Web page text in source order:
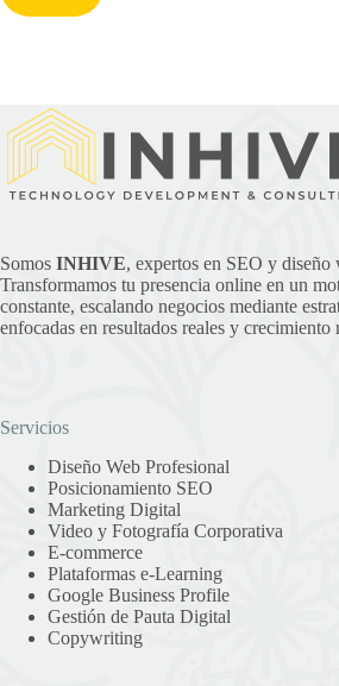
Somos INHIVE, expertos en SEO y diseño
Transformamos tu presencia online en un
constante, escalando negocios mediante
enfocadas en resultados reales y crecimiento
Servicios
Diseño Web Profesional
Posicionamiento SEO
Marketing Digital
Video y Fotografía Corporativa
E-commerce
Plataformas e-Learning
Google Business Profile
Gestión de Pauta Digital
Copywriting